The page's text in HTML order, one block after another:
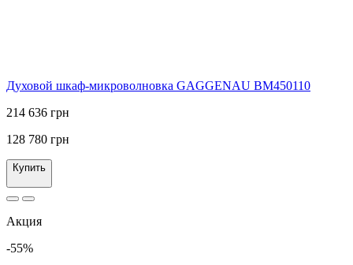
Духовой шкаф-микроволновка GAGGENAU BM450110
214 636 грн
128 780 грн
Купить
Акция
-55%